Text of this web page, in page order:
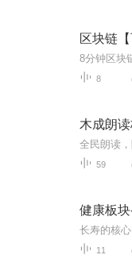
区块链
8分钟区块
8
木成朗读
59
健康板
11